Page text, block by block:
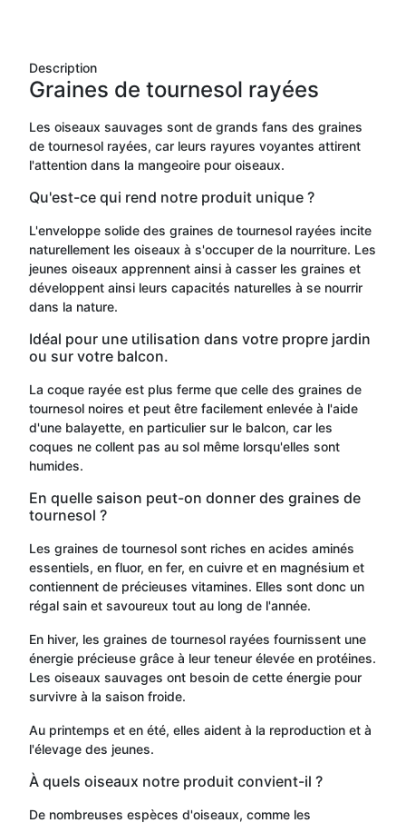
Description
Graines de tournesol rayées
Les oiseaux sauvages sont de grands fans des graines
de tournesol rayées, car leurs rayures voyantes attirent
l'attention dans la mangeoire pour oiseaux.
Qu'est-ce qui rend notre produit unique ?
L'enveloppe solide des graines de tournesol rayées incite
naturellement les oiseaux à s'occuper de la nourriture. Les
jeunes oiseaux apprennent ainsi à casser les graines et
développent ainsi leurs capacités naturelles à se nourrir
dans la nature.
Idéal pour une utilisation dans votre propre jardin
ou sur votre balcon.
La coque rayée est plus ferme que celle des graines de
tournesol noires et peut être facilement enlevée à l'aide
d'une balayette, en particulier sur le balcon, car les
coques ne collent pas au sol même lorsqu'elles sont
humides.
En quelle saison peut-on donner des graines de
tournesol ?
Les graines de tournesol sont riches en acides aminés
essentiels, en fluor, en fer, en cuivre et en magnésium et
contiennent de précieuses vitamines. Elles sont donc un
régal sain et savoureux tout au long de l'année.
En hiver, les graines de tournesol rayées fournissent une
énergie précieuse grâce à leur teneur élevée en protéines.
Les oiseaux sauvages ont besoin de cette énergie pour
survivre à la saison froide.
Au printemps et en été, elles aident à la reproduction et à
l'élevage des jeunes.
À quels oiseaux notre produit convient-il ?
De nombreuses espèces d'oiseaux, comme les